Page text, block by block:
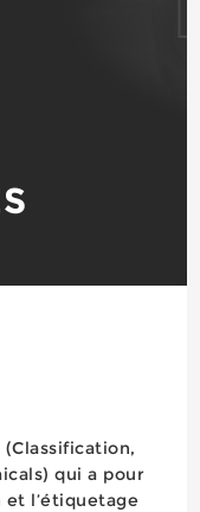
qui a pour
et l’étiquetage